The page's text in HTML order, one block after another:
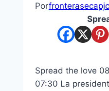
Porfronterasecapjc
Spread the love
07:30 La